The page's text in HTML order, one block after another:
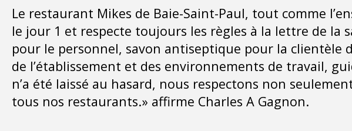
Le restaurant Mikes de Baie-Saint-Paul, tout comme
le jour 1 et respecte toujours les règles à la lettre de
pour le personnel, savon antiseptique pour la clientèle
de l’établissement et des environnements de travail,
n’a été laissé au hasard, nous respectons non
tous nos restaurants.» affirme Charles A Gagnon.